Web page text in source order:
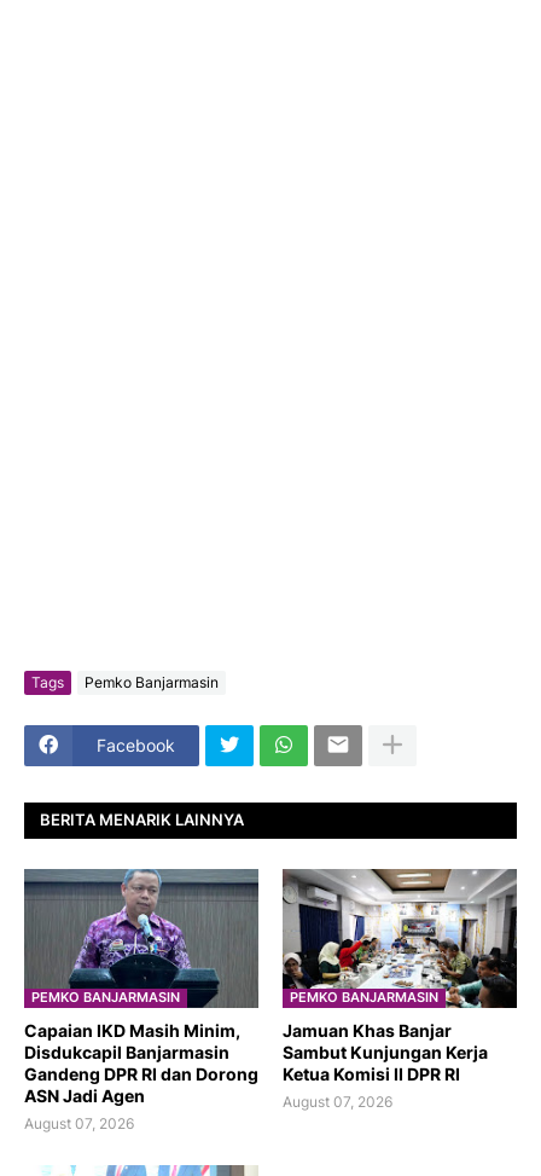
Tags Pemko Banjarmasin
Facebook
BERITA MENARIK LAINNYA
PEMKO BANJARMASIN
Capaian IKD Masih Minim,
Disdukcapil Banjarmasin
Gandeng DPR RI dan Dorong
ASN Jadi Agen
August 07, 2026
PEMKO BANJARMASIN
Jamuan Khas Banjar
Sambut Kunjungan Kerja
Ketua Komisi II DPR RI
August 07, 2026